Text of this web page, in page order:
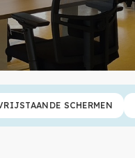
SCHERMEN